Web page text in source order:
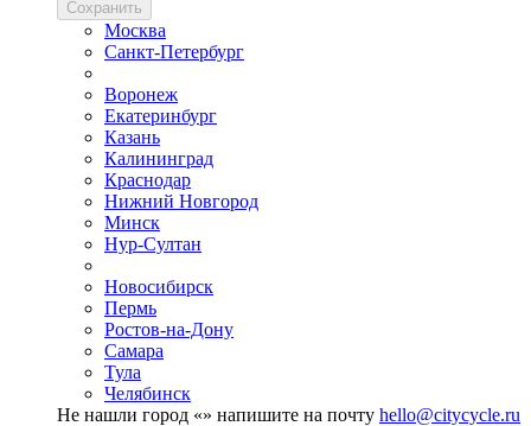
Сохранить
Москва
Санкт-Петербург
Воронеж
Екатеринбург
Казань
Калининград
Краснодар
Нижний Новгород
Минск
Нур-Султан
Новосибирск
Пермь
Ростов-на-Дону
Самара
Тула
Челябинск
Не нашли город «» напишите на почту hello@citycycle.ru